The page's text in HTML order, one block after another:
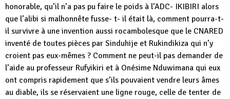
honorable, qu’il n’a pas pu faire le poids à l’ADC- IKIBIRI alors
que l’alibi si malhonnête fusse- t- il était là, comment pourra-t-
il survivre à une invention aussi rocambolesque que le CNARED
inventé de toutes pièces par Sinduhije et Rukindikiza qui n’y
croient pas eux-mêmes ? Comment ne peut-il pas demander de
l’aide au professeur Rufyikiri et à Onésime Nduwimana qui eux
ont compris rapidement que s’ils pouvaient vendre leurs âmes
au diable, ils se réservaient une ligne rouge, celle de tenter de